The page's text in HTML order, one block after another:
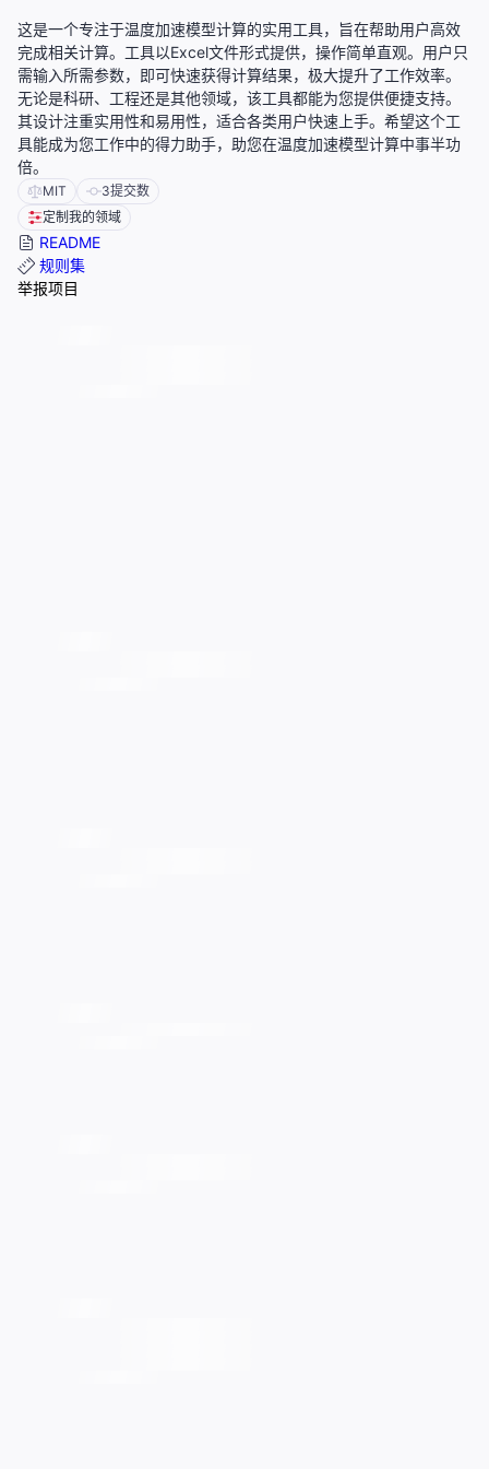
这是一个专注于温度加速模型计算的实用工具，旨在帮助用户高效
完成相关计算。工具以Excel文件形式提供，操作简单直观。用户只
需输入所需参数，即可快速获得计算结果，极大提升了工作效率。
无论是科研、工程还是其他领域，该工具都能为您提供便捷支持。
其设计注重实用性和易用性，适合各类用户快速上手。希望这个工
具能成为您工作中的得力助手，助您在温度加速模型计算中事半功
倍。
MIT 3提交数
定制我的领域
README
规则集
举报项目